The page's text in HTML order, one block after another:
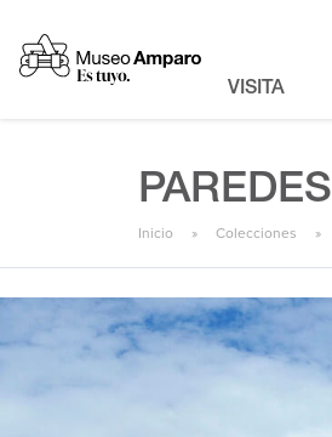
VISITA
PAREDES
Inicio Colecciones